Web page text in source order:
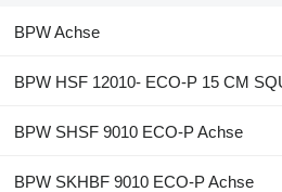
BPW Achse
BPW HSF 12010- ECO-P 15 CM
BPW SHSF 9010 ECO-P Achse
BPW SKHBF 9010 ECO-P Achse